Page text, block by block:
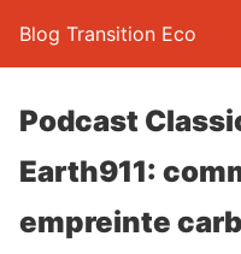
Blog Transition Eco
Podcast
Earth911:
empreinte